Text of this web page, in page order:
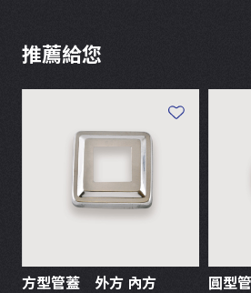
推薦給您
方型管蓋 外方 內方
圓型